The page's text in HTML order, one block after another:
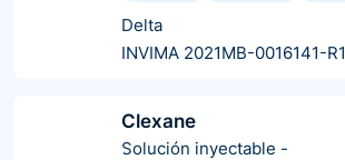
Delta
INVIMA 2021MB-0016141-R1
Clexane
Solución inyectable -